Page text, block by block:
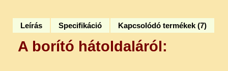
Leírás Specifikáció Kapcsolódó termékek (7)
A borító hátoldaláról: